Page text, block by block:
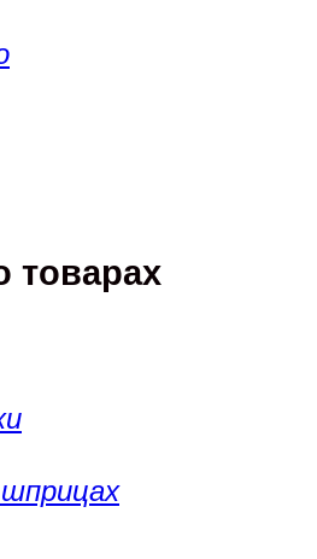
товарах